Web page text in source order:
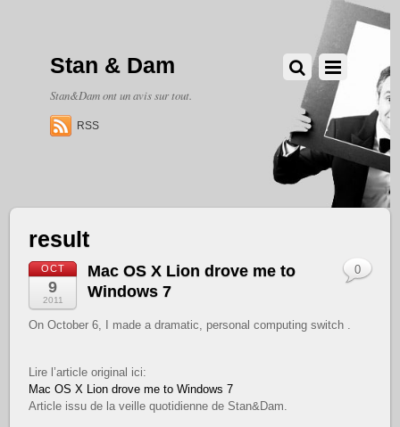
Stan & Dam
Stan&Dam ont un avis sur tout.
RSS
result
OCT
9
2011
Mac OS X Lion drove me to
Windows 7
On October 6, I made a dramatic, personal computing switch .
Lire l’article original ici:
Mac OS X Lion drove me to Windows 7
Article issu de la veille quotidienne de Stan&Dam.
0